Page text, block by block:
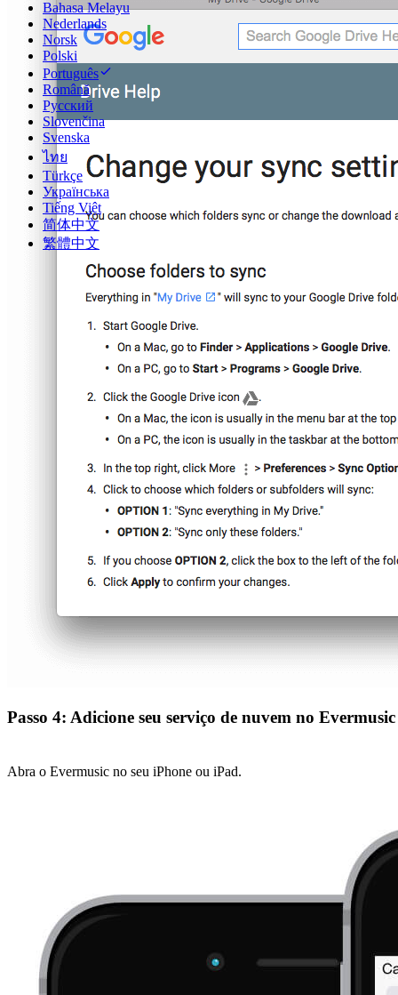
Bahasa Melayu
Nederlands
Norsk
Polski
Português
Română
Русский
Slovenčina
Svenska
ไทย
Türkçe
Українська
Tiếng Việt
简体中文
繁體中文
Passo 4: Adicione seu serviço de nuvem no Evermusic
Abra o Evermusic no seu iPhone ou iPad.